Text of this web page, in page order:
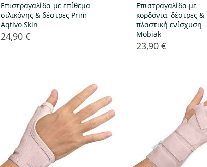
Επιστραγαλίδα με επίθεμα
σιλικόνης & δέστρες Prim
Aqtivo Skin
Τιμή
24,90 €
Επιστραγαλίδα με
κορδόνια, δέστρες &
πλαστική ενίσχυση
Mobiak
Τιμή
23,90 €